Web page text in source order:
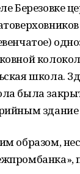
Березовке
школа.
была
образом,